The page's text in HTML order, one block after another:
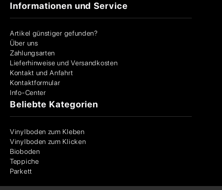
Informationen und Service
Artikel günstiger gefunden?
Über uns
Zahlungsarten
Lieferhinweise und Versandkosten
Kontakt und Anfahrt
Kontaktformular
Info-Center
Beliebte Kategorien
Vinylboden zum Kleben
Vinylboden zum Klicken
Bioboden
Teppiche
Parkett